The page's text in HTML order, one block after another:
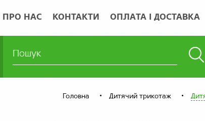
ПРО НАС КОНТАКТИ ОПЛАТА І ДОСТАВКА
Головна Дитячий трикотаж